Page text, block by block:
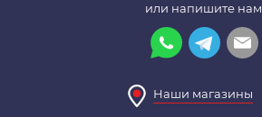
или напишите нам
Наши магазины